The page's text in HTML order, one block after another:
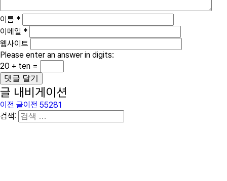
이름 *
이메일 *
웹사이트
Please enter an answer in digits:
20 + ten =
글 내비게이션
이전 글이전 55281
검색: